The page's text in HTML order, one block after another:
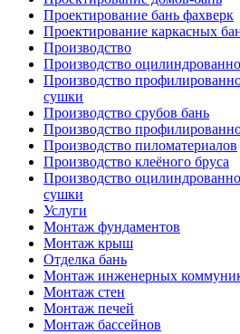
Проектирование бань фахверк
Проектирование каркасных
Производство
Производство
Производство
сушки
Производство срубов бань
Производство
Производство пиломатериалов
Производство клеёного бруса
Производство
сушки
Услуги
Монтаж фундаментов
Монтаж крыш
Отделка бань
Монтаж инженерных
Монтаж стен
Монтаж печей
Монтаж бассейнов